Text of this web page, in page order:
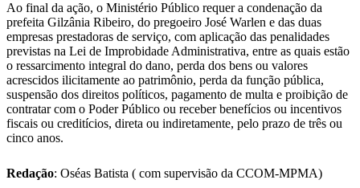
Ao final da ação, o Ministério Público requer a condenação da
prefeita Gilzânia Ribeiro, do pregoeiro José Warlen e das duas
empresas prestadoras de serviço, com aplicação das penalidades
previstas na Lei de Improbidade Administrativa, entre as quais estão
o ressarcimento integral do dano, perda dos bens ou valores
acrescidos ilicitamente ao patrimônio, perda da função pública,
suspensão dos direitos políticos, pagamento de multa e proibição de
contratar com o Poder Público ou receber benefícios ou incentivos
fiscais ou creditícios, direta ou indiretamente, pelo prazo de três ou
cinco anos.
Redação: Oséas Batista ( com supervisão da CCOM-MPMA)